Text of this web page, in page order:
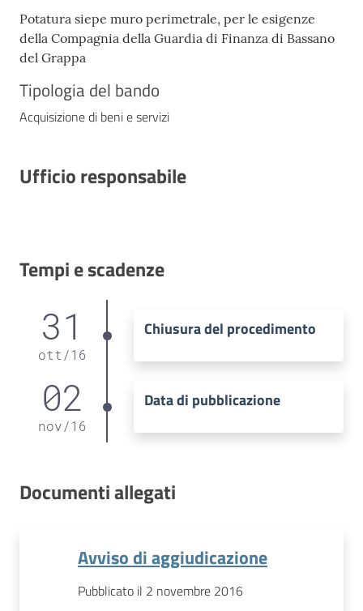
Potatura siepe muro perimetrale, per le esigenze
della Compagnia della Guardia di Finanza di Bassano
del Grappa
Tipologia del bando
Acquisizione di beni e servizi
Ufficio responsabile
Tempi e scadenze
31
ott /16
Chiusura del procedimento
02
nov/16
Data di pubblicazione
Documenti allegati
Avviso di aggiudicazione
Pubblicato il 2 novembre 2016